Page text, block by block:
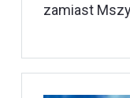
zamiast